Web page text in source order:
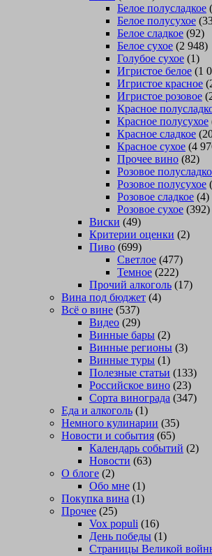
Белое полусладкое
Белое полусухое
Белое сладкое (92)
Белое сухое (2 948)
Голубое сухое (1)
Игристое белое (1
Игристое красное
Игристое розовое
Красное
Красное полусухое
Красное сладкое
Красное сухое (4
Прочее вино (82)
Розовое
Розовое полусухое
Розовое сладкое (4)
Розовое сухое (392)
Виски (49)
Критерии оценки (2)
Пиво (699)
Светлое (477)
Темное (222)
Прочий алкоголь (17)
Вина под бюджет (4)
Всё о вине (537)
Видео (29)
Винные бары (2)
Винные регионы (3)
Винные туры (1)
Полезные статьи (133)
Российское вино (23)
Сорта винограда (347)
Еда и алкоголь (1)
Немного кулинарии (35)
Новости и события (65)
Календарь событий (2)
Новости (63)
О блоге (2)
Обо мне (1)
Покупка вина (1)
Прочее (25)
Vox populi (16)
День победы (1)
Страницы Великой